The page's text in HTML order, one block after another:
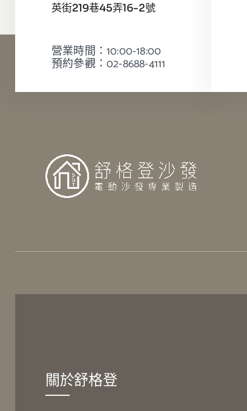
英街219巷45弄16-2號
營業時間：10:00-18:00
預約參觀：02-8688-4111
關於舒格登